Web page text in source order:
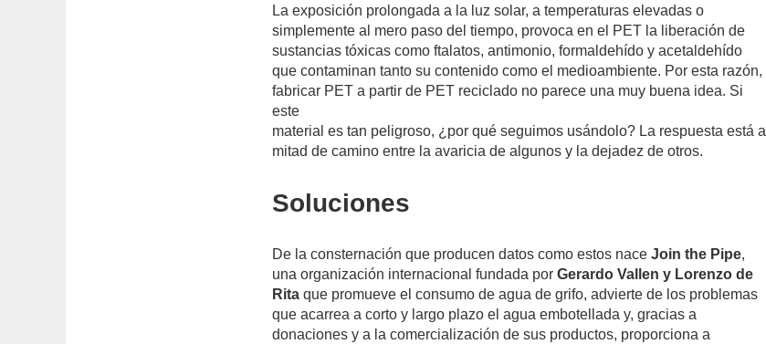
La exposición prolongada a la luz solar, a temperaturas elevadas o
simplemente al mero paso del tiempo, provoca en el PET la liberación de
sustancias tóxicas como ftalatos, antimonio, formaldehído y acetaldehído
que contaminan tanto su contenido como el medioambiente. Por esta razón,
fabricar PET a partir de PET reciclado no parece una muy buena idea. Si
este
material es tan peligroso, ¿por qué seguimos usándolo? La respuesta está a
mitad de camino entre la avaricia de algunos y la dejadez de otros.
Soluciones
De la consternación que producen datos como estos naceJoin the Pipe,
una organización internacional fundada por Gerardo Vallen y Lorenzo de
Rita que promueve el consumo de agua de grifo, advierte de los problemas
que acarrea a corto y largo plazo el agua embotellada y, gracias a
donaciones y a la comercialización de sus productos, proporciona a